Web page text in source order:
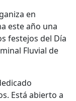
en
este año una
festejos del Día
Fluvial de
Está abierto a